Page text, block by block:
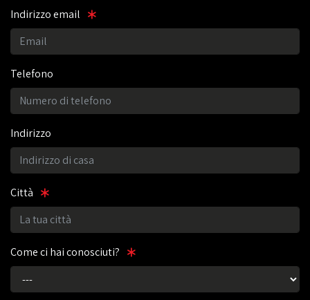
Indirizzo email
Telefono
Indirizzo
Città
Come ci hai conosciuti?